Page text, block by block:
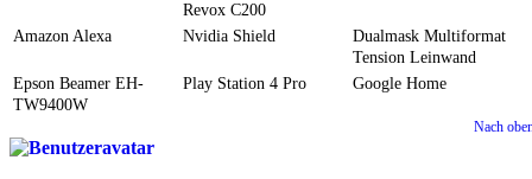
Revox C200
Amazon Alexa Nvidia Shield
Dualmask Multiformat
Tension Leinwand
Epson Beamer EH-
TW9400W
Play Station 4 Pro Google Home
Nach